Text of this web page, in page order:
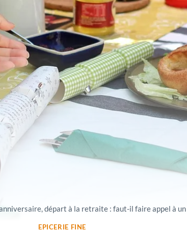
départ à la retraite : faut-il faire appel à
EPICERIE FINE